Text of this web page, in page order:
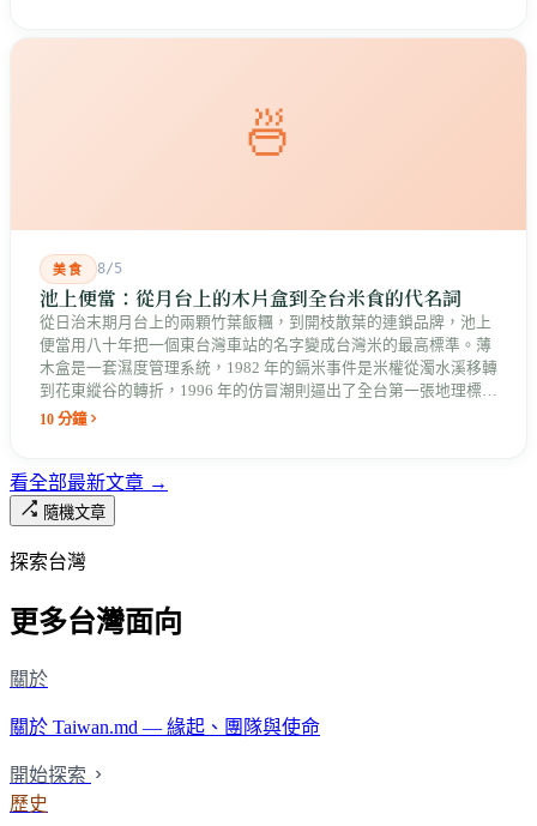
🍜
美食 8/5
池上便當：從月台上的木片盒到全台米食的代名詞
從日治末期月台上的兩顆竹葉飯糰，到開枝散葉的連鎖品牌，池上
便當用八十年把一個東台灣車站的名字變成台灣米的最高標準。薄
木盒是一套濕度管理系統，1982 年的鎘米事件是米權從濁水溪移轉
到花東縱谷的轉折，1996 年的仿冒潮則逼出了全台第一張地理標誌
證明標章。
10 分鐘
看全部最新文章 →
隨機文章
探索台灣
更多台灣面向
關於
關於 Taiwan.md — 緣起、團隊與使命
開始探索
歷史